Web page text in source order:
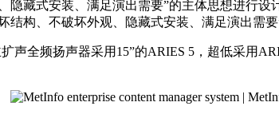
藏式安装、满足演出需要”的主体思想进行
构、不破坏外观、隐藏式安装、满足演出需
全频扬声器采用15”的ARIES 5，超低采用